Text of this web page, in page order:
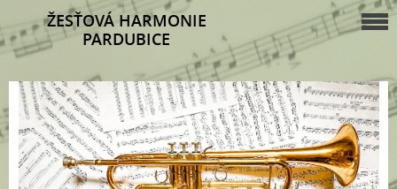
ŽESŤOVÁ HARMONIE
PARDUBICE